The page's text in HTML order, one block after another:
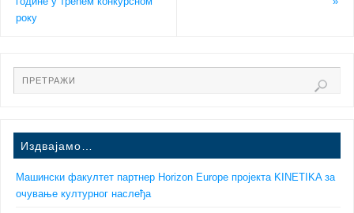
року
Издвајамо…
Машински факултет партнер Horizon Europe пројекта KINETIKA за
очување културног наслеђа